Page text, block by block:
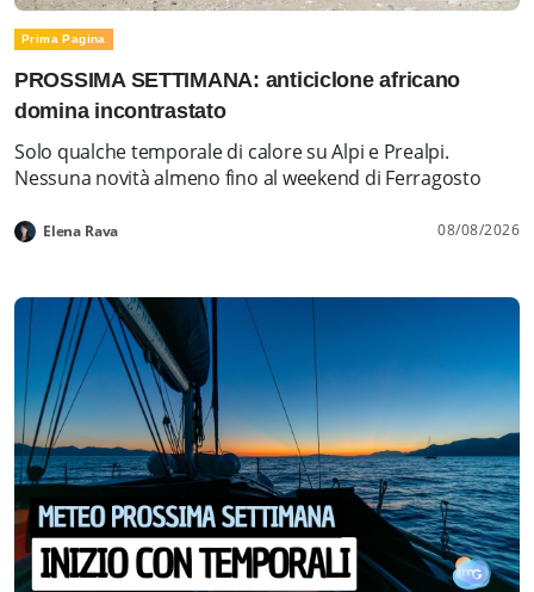
Prima Pagina
PROSSIMA SETTIMANA: anticiclone africano
domina incontrastato
Solo qualche temporale di calore su Alpi e Prealpi.
Nessuna novità almeno fino al weekend di Ferragosto
Elena Rava 08/08/2026